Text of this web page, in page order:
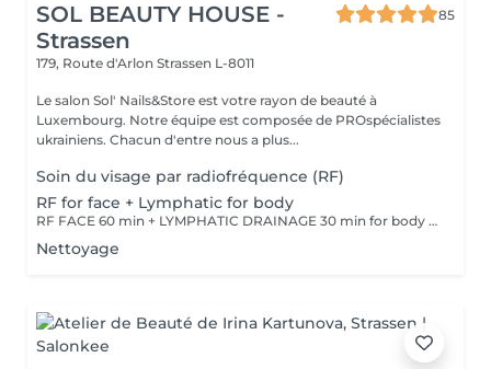
SOL BEAUTY HOUSE -
Strassen
85
179, Route d'Arlon Strassen L-8011
Le salon Sol' Nails&Store est votre rayon de beauté à
Luxembourg. Notre équipe est composée de PROspécialistes
ukrainiens. Chacun d'entre nous a plus...
Soin du visage par radiofréquence (RF)
RF for face + Lymphatic for body
RF FACE 60 min + LYMPHATIC DRAINAGE 30 min for body Your face lifts. Your body drains. Two systems working together to provide the full experience.
Nettoyage